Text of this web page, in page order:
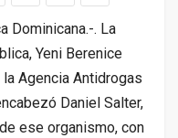
Dominicana.-. La
Yeni Berenice
Agencia Antidrogas
Daniel Salter,
ese organismo, con